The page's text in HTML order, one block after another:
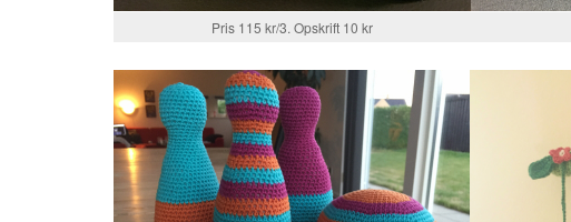
Pris 115 kr/3. Opskrift 10 kr